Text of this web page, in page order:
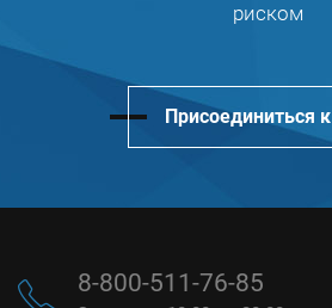
риском
Присоединиться
8-800-511-76-85